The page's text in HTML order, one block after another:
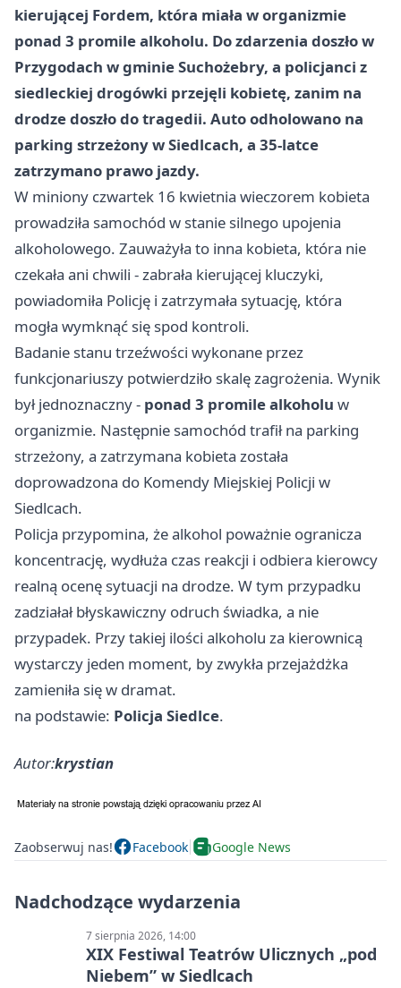
kierującej Fordem, która miała w organizmie
ponad 3 promile alkoholu. Do zdarzenia doszło w
Przygodach w gminie Suchożebry, a policjanci z
siedleckiej drogówki przejęli kobietę, zanim na
drodze doszło do tragedii. Auto odholowano na
parking strzeżony w Siedlcach, a 35-latce
zatrzymano prawo jazdy.
W miniony czwartek 16 kwietnia wieczorem kobieta
prowadziła samochód w stanie silnego upojenia
alkoholowego. Zauważyła to inna kobieta, która nie
czekała ani chwili - zabrała kierującej kluczyki,
powiadomiła Policję i zatrzymała sytuację, która
mogła wymknąć się spod kontroli.
Badanie stanu trzeźwości wykonane przez
funkcjonariuszy potwierdziło skalę zagrożenia. Wynik
był jednoznaczny - ponad 3 promile alkoholu w
organizmie. Następnie samochód trafił na parking
strzeżony, a zatrzymana kobieta została
doprowadzona do Komendy Miejskiej Policji w
Siedlcach.
Policja przypomina, że alkohol poważnie ogranicza
koncentrację, wydłuża czas reakcji i odbiera kierowcy
realną ocenę sytuacji na drodze. W tym przypadku
zadziałał błyskawiczny odruch świadka, a nie
przypadek. Przy takiej ilości alkoholu za kierownicą
wystarczy jeden moment, by zwykła przejażdżka
zamieniła się w dramat.
na podstawie: Policja Siedlce.
Autor:krystian
Zaobserwuj nas! Facebook Google News
Nadchodzące wydarzenia
7 sierpnia 2026, 14:00
XIX Festiwal Teatrów Ulicznych „pod
Niebem” w Siedlcach